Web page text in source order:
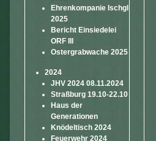
Ehrenkompanie Ischgl
2025
Bericht Einsiedelei
ORF III
Ostergrabwache 2025
2024
JHV 2024 08.11.2024
Straßburg 19.10-22.10
Haus der
Generationen
Knödeltisch 2024
Feuerwehr 2024